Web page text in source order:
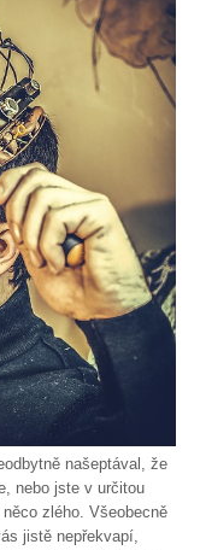
našeptával, že
nebo jste v určitou
zlého. Všeobecně
jistě nepřekvapí,